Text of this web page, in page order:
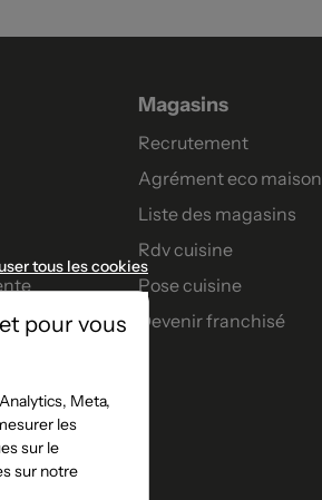
Magasins
Recrutement
Agrément eco maison
Liste des magasins
Rdv cuisine
Pose cuisine
Devenir franchisé
tous les cookies
pour vous
Meta,
les
sur le
sur notre